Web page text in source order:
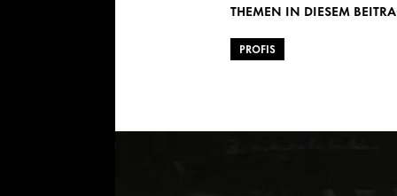
THEMEN IN DIESEM
PROFIS